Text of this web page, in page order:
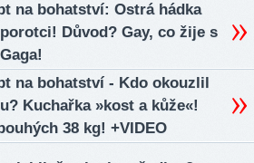
na bohatství: Ostrá hádka
Důvod? Gay, co žije s
na bohatství - Kdo okouzlil
Kuchařka »kost a kůže«!
38 kg! +VIDEO